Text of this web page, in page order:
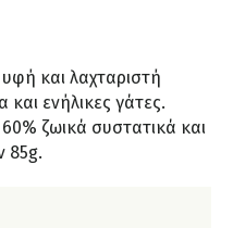
και λαχταριστή
και ενήλικες γάτες.
ζωικά συστατικά και
85g.